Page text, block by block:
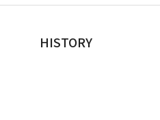
HISTORY